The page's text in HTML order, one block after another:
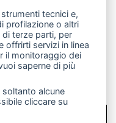
RSS
tecnici e,
profilazione o altri
terze parti, per
offrirti servizi in linea
il monitoraggio dei
saperne di più
soltanto alcune
cliccare su